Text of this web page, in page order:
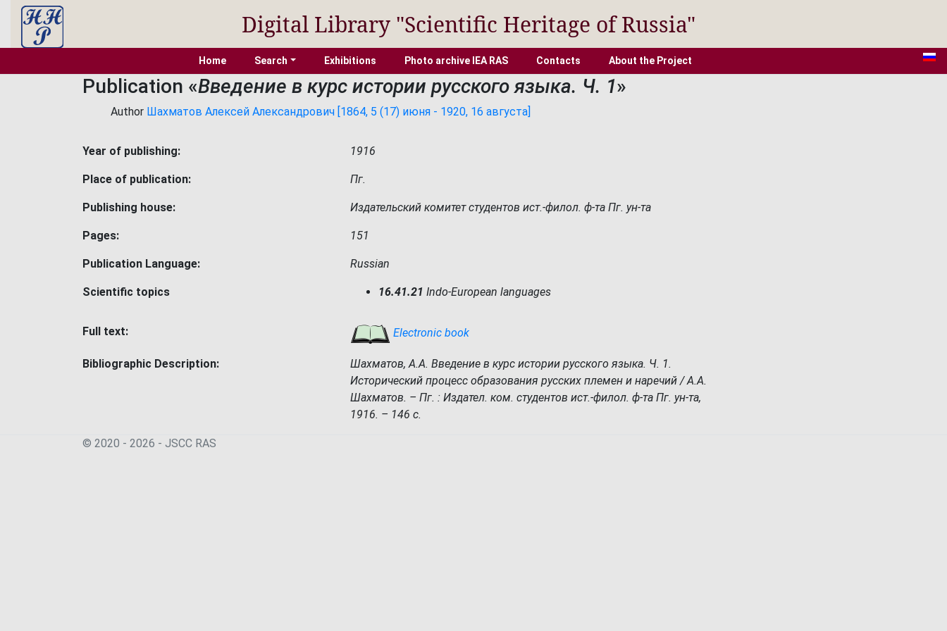
Digital Library "Scientific Heritage of Russia"
Home Search Exhibitions Photo archive IEA RAS Contacts About the Project
Publication «Введение в курс истории русского языка. Ч. 1»
Author Шахматов Алексей Александрович [1864, 5 (17) июня - 1920, 16 августа]
Year of publishing: 1916
Place of publication: Пг.
Publishing house: Издательский комитет студентов ист.-филол. ф-та Пг. ун-та
Pages: 151
Publication Language: Russian
Scientific topics 16.41.21 Indo-European languages
Full text: Electronic book
Bibliographic Description:
Шахматов, А.А. Введение в курс истории русского языка. Ч. 1.
Исторический процесс образования русских племен и наречий / А.А.
Шахматов. – Пг. : Издател. ком. студентов ист.-филол. ф-та Пг. ун-та,
1916. – 146 с.
© 2020 - 2026 - JSСC RAS